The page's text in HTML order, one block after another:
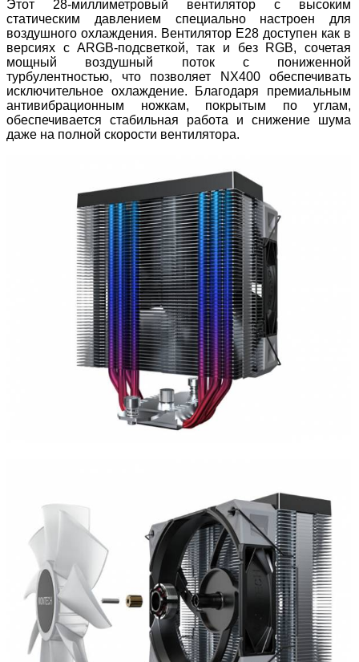
Этот 28-миллиметровый вентилятор с высоким
статическим давлением специально настроен для
воздушного охлаждения. Вентилятор E28 доступен как в
версиях с ARGB-подсветкой, так и без RGB, сочетая
мощный воздушный поток с пониженной
турбулентностью, что позволяет NX400 обеспечивать
исключительное охлаждение. Благодаря премиальным
антивибрационным ножкам, покрытым по углам,
обеспечивается стабильная работа и снижение шума
даже на полной скорости вентилятора.